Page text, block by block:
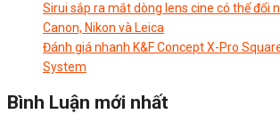
Sirui sắp ra mắt dòng lens cine có thể đổi
Canon, Nikon và Leica
Đánh giá nhanh K&F Concept X-Pro
System
Bình Luận mới nhất